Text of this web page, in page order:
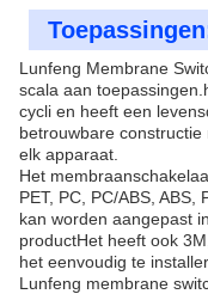
Lunfeng Membrane
scala aan
cycli en heeft een
betrouwbare
elk apparaat.
Het
PET, PC, PC/ABS,
kan worden aangepast
productHet heeft ook
het eenvoudig te
Lunfeng membrane